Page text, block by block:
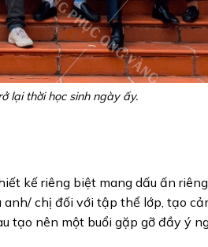
lại thời học sinh ngày ấy.
kế riêng biệt mang dấu ấn
chị đối với tập thể lớp, tạo
tạo nên một buổi gặp gỡ đầy ý